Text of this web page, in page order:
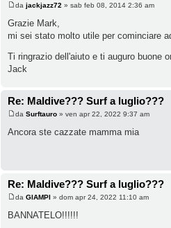
da jackjazz72 » sab feb 08, 2014 2:36 am
Grazie Mark,
mi sei stato molto utile per cominciare
Ti ringrazio dell'aiuto e ti auguro buone
Jack
Re: Maldive??? Surf a luglio???
da Surftauro » ven apr 22, 2022 9:37 am
Ancora ste cazzate mamma mia
Re: Maldive??? Surf a luglio???
da GIAMPI » dom apr 24, 2022 11:10 am
BANNATELO!!!!!!